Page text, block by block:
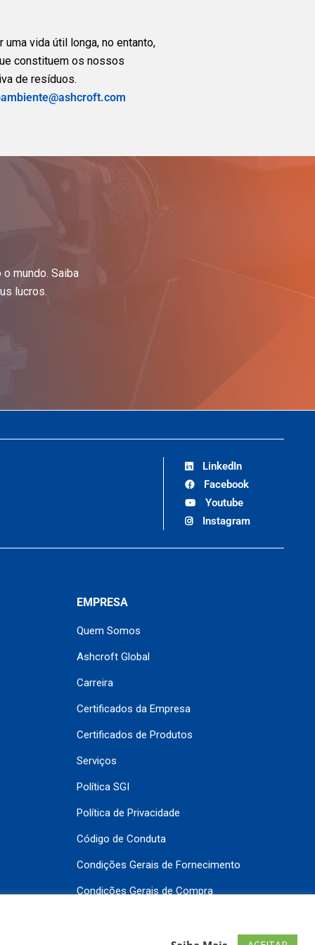
vida útil longa, no entanto,
constituem os nossos
de resíduos.
mundo. Saiba
lucros.
LinkedIn
Facebook
Youtube
Instagram
EMPRESA
Quem Somos
Ashcroft Global
Carreira
Certificados da Empresa
Certificados de Produtos
Serviços
Política SGI
Política de Privacidade
Código de Conduta
Condições Gerais de Fornecimento
Condições Gerais de Compra